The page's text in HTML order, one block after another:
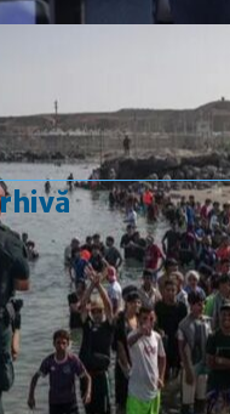
Rezultat:
iulie 2019
L Ma Mi J
1 2 3 4
8
9 10 11